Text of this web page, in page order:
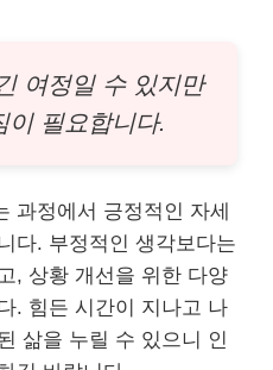
여정일 수 있지만
이 필요합니다.
과정에서 긍정적인 자세
다. 부정적인 생각보다는
, 상황 개선을 위한 다양
. 힘든 시간이 지나고 나
삶을 누릴 수 있으니 인